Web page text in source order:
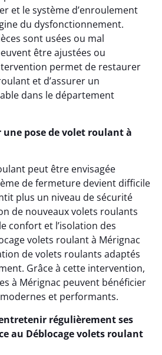
et le système d’enroulement
du dysfonctionnement.
sont usées ou mal
être ajustées ou
permet de restaurer
et d’assurer un
dans le département
pose de volet roulant à
peut être envisagée
de fermeture devient difficile
plus un niveau de sécurité
de nouveaux volets roulants
confort et l’isolation des
volets roulant à Mérignac
de volets roulants adaptés
Grâce à cette intervention,
à Mérignac peuvent bénéficier
et performants.
régulièrement ses
au Déblocage volets roulant